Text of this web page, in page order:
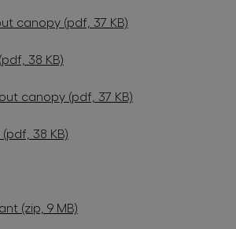
canopy (pdf, 37 KB)
38 KB)
canopy (pdf, 37 KB)
38 KB)
(zip, 9 MB)